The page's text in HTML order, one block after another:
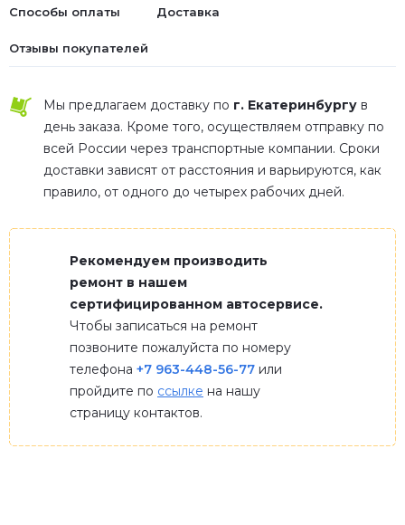
Способы оплаты Доставка
Отзывы покупателей
Мы предлагаем доставку по г. Екатеринбургу в
день заказа. Кроме того, осуществляем отправку по
всей России через транспортные компании. Сроки
доставки зависят от расстояния и варьируются, как
правило, от одного до четырех рабочих дней.
Рекомендуем производить
ремонт в нашем
сертифицированном автосервисе.
Чтобы записаться на ремонт
позвоните пожалуйста по номеру
телефона +7 963-448-56-77 или
пройдите по ссылке на нашу
страницу контактов.